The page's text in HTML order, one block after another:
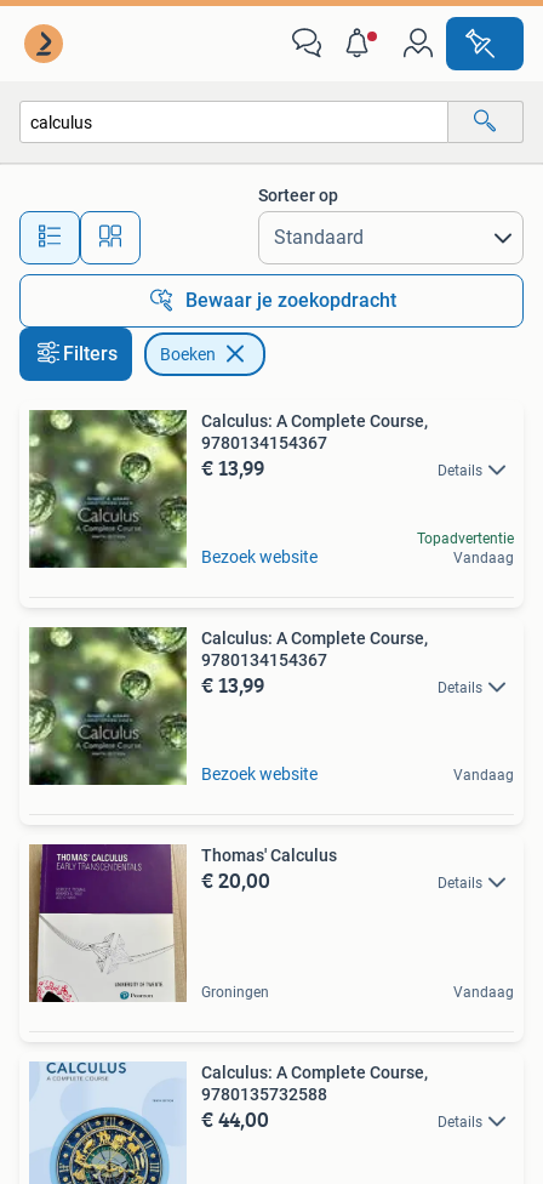
Alle afstanden…
Sorteer op
Bewaar je zoekopdracht
Filters Boeken
Calculus: A Complete Course,
9780134154367
€ 13,99 Details
Bezoek website
Topadvertentie
Vandaag
Calculus: A Complete Course,
9780134154367
€ 13,99 Details
Bezoek website Vandaag
Thomas' Calculus
€ 20,00 Details
Groningen Vandaag
Calculus: A Complete Course,
9780135732588
€ 44,00 Details